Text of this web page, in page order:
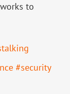
to
#security